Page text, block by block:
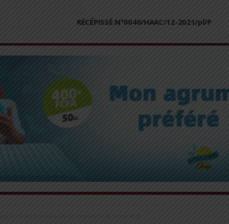
RÉCÉPISSÉ N°0040/HAAC/12-2021/pl/P
: le ministre Ihou réforme les examens de Licence et de...